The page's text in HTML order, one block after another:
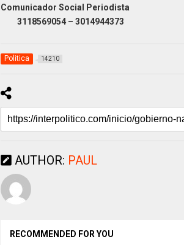
Comunicador Social Periodista
3118569054 – 3014944373
Politica 14210
AUTHOR: PAUL
RECOMMENDED FOR YOU